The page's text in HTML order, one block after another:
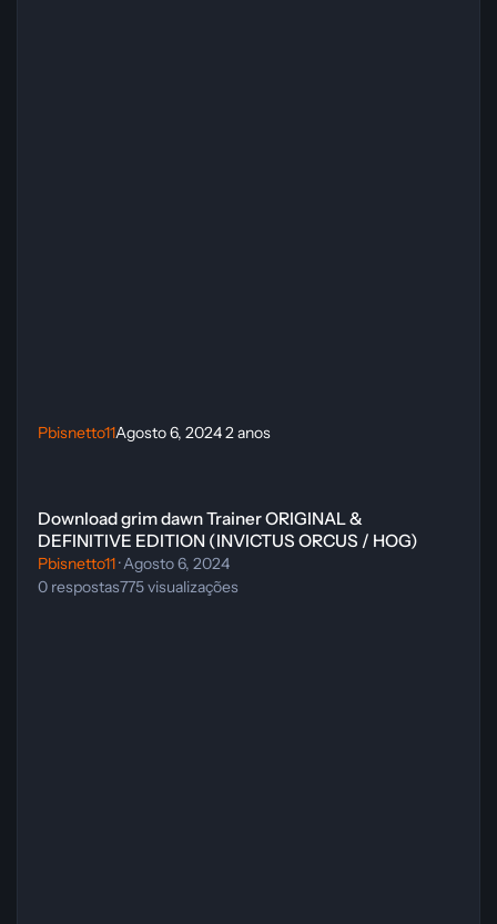
Pbisnetto11Agosto 6, 20242 anos
Download grim dawn Trainer ORIGINAL &
DEFINITIVE EDITION (INVICTUS ORCUS / HOG)
Pbisnetto11·Agosto 6, 2024
0 respostas775visualizações